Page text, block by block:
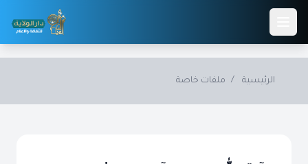
Skip to main content
الرئيسية / ملفات خاصة